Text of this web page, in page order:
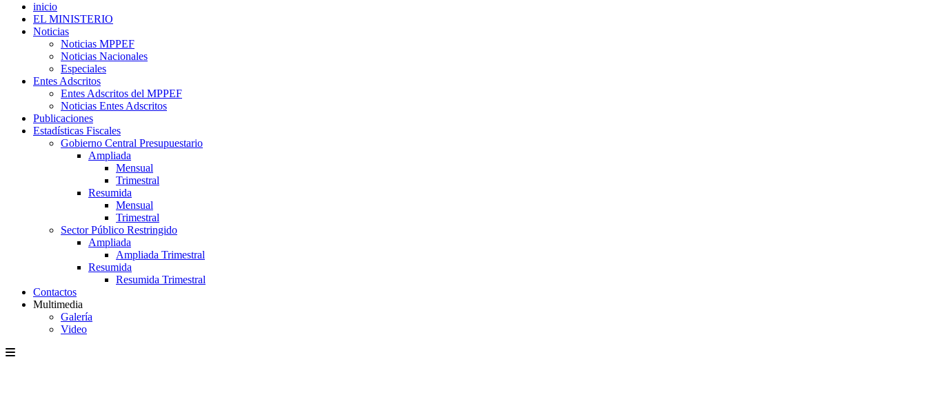
inicio
EL MINISTERIO
Noticias
Noticias MPPEF
Noticias Nacionales
Especiales
Entes Adscritos
Entes Adscritos del MPPEF
Noticias Entes Adscritos
Publicaciones
Estadísticas Fiscales
Gobierno Central Presupuestario
Ampliada
Mensual
Trimestral
Resumida
Mensual
Trimestral
Sector Público Restringido
Ampliada
Ampliada Trimestral
Resumida
Resumida Trimestral
Contactos
Multimedia
Galería
Video